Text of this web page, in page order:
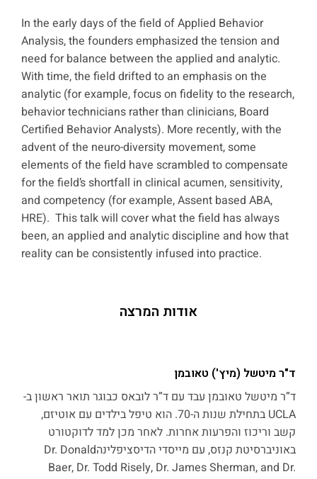
In the early days of the field of Applied Behavior
Analysis, the founders emphasized the tension and
need for balance between the applied and analytic.
With time, the field drifted to an emphasis on the
analytic (for example, focus on fidelity to the research,
behavior technicians rather than clinicians, Board
Certified Behavior Analysts). More recently, with the
advent of the neuro-diversity movement, some
elements of the field have scrambled to compensate
for the field’s shortfall in clinical acumen, sensitivity,
and competency (for example, Assent based ABA,
HRE). This talk will cover what the field has always
been, an applied and analytic discipline and how that
reality can be consistently infused into practice.
אודות המרצה
ד"ר מיטשל (מיץ') טאובמן
ד”ר מיטשל טאובמן עבד עם ד”ר לובאס כבוגר תואר ראשון ב-
UCLA בתחילת שנות ה-70. הוא טיפל בילדים עם אוטיזם,
קשב וריכוז והפרעות אחרות. לאחר מכן למד לדוקטורט
באוניברסיטת קנזס, עם מייסדי הדיסציפלינהDr. Donald
Baer, Dr. Todd Risely, Dr. James Sherman, and Dr.